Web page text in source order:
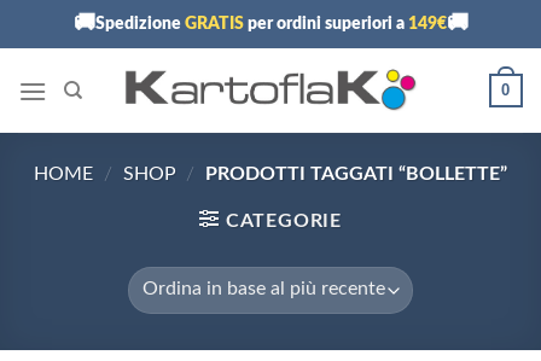
🚚Spedizione GRATISper ordini superiori a 149€🚚
0
HOME / SHOP / PRODOTTI TAGGATI “BOLLETTE”
CATEGORIE